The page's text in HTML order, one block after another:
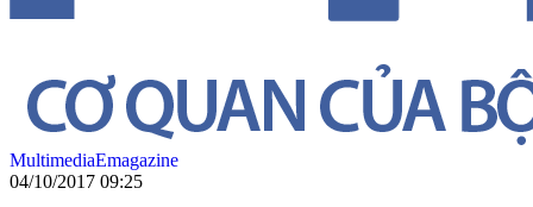
MultimediaEmagazine
04/10/2017 09:25